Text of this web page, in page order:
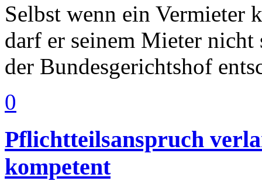
Selbst wenn ein Vermieter
darf er seinem Mieter
der Bundesgerichtshof
0
Pflichtteilsanspruch
kompetent